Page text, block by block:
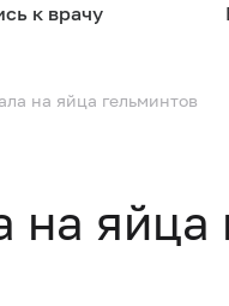
к врачу
на яйца гельминтов
на яйца